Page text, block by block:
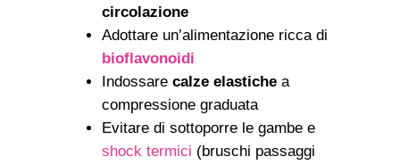
circolazione
Adottare un’alimentazione ricca di
bioflavonoidi
Indossare calze elastiche a
compressione graduata
Evitare di sottoporre le gambe e
shock termici (bruschi passaggi